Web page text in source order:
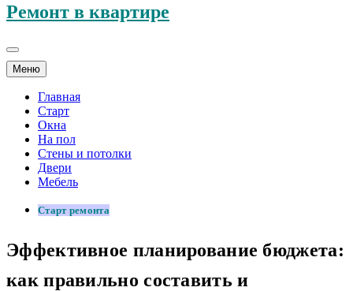
Ремонт в квартире
Меню
Главная
Старт
Окна
На пол
Стены и потолки
Двери
Мебель
Старт ремонта
Эффективное планирование бюджета:
как правильно составить и